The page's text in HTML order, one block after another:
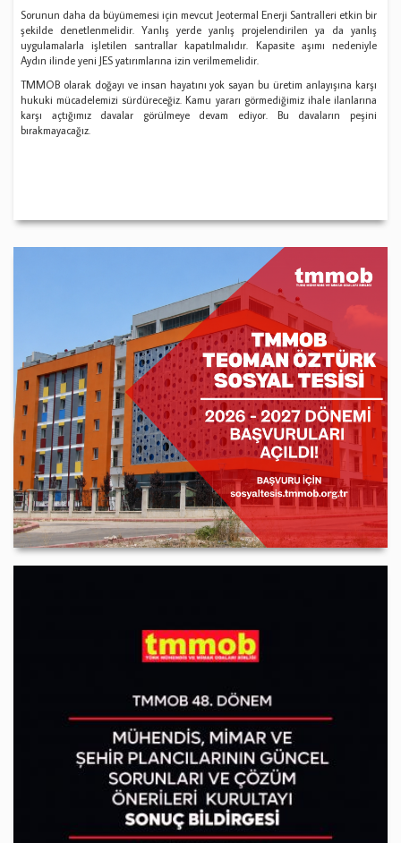
Sorunun daha da büyümemesi için mevcut Jeotermal Enerji Santralleri etkin bir
şekilde denetlenmelidir. Yanlış yerde yanlış projelendirilen ya da yanlış
uygulamalarla işletilen santrallar kapatılmalıdır. Kapasite aşımı nedeniyle
Aydın ilinde yeni JES yatırımlarına izin verilmemelidir.
TMMOB olarak doğayı ve insan hayatını yok sayan bu üretim anlayışına karşı
hukuki mücadelemizi sürdüreceğiz. Kamu yararı görmediğimiz ihale ilanlarına
karşı açtığımız davalar görülmeye devam ediyor. Bu davaların peşini
bırakmayacağız.